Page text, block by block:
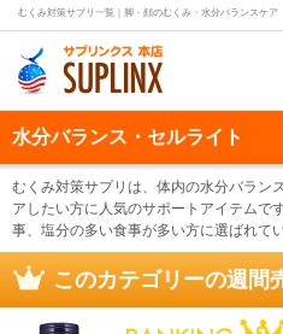
むくみ対策サプリ一覧｜脚・顔のむくみ・水分バランスケア
水分バランス・セルライト
むくみ対策サプリは、体内の水分バラン
アしたい方に人気のサポートアイテムで
事、塩分の多い食事が多い方に選ばれてい
このカテゴリーの週間